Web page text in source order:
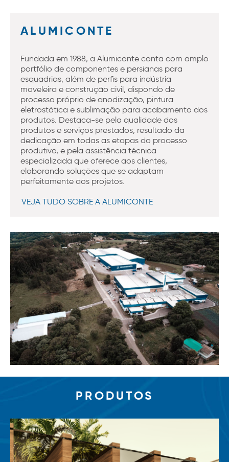
ALUMICONTE
Fundada em 1988, a Alumiconte conta com amplo
portfólio de componentes e persianas para
esquadrias, além de perfis para indústria
moveleira e construção civil, dispondo de
processo próprio de anodização, pintura
eletrostática e sublimação para acabamento dos
produtos. Destaca-se pela qualidade dos
produtos e serviços prestados, resultado da
dedicação em todas as etapas do processo
produtivo, e pela assistência técnica
especializada que oferece aos clientes,
elaborando soluções que se adaptam
perfeitamente aos projetos.
VEJA TUDO SOBRE A ALUMICONTE
PRODUTOS